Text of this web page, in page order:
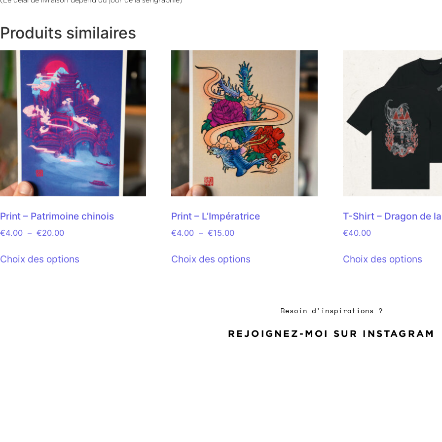
Produits similaires
Print – Patrimoine chinois
€4.00 – €20.00
Choix des options
Print – L’Impératrice
€4.00 – €15.00
Choix des options
T-Shirt – Dragon de
€40.00
Choix des options
Besoin d'inspirations ?
REJOIGNEZ-MOI SUR INSTAGRAM